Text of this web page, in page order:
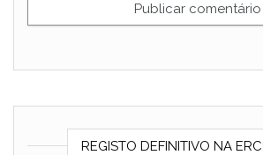
REGISTO DEFINITIVO NA